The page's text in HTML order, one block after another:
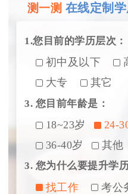
测一测 在线定制
1.您目前的学历层次：
初中及以下
大专
其它
3. 您目前年龄是：
18~23岁 24-
36-40岁
其他
3. 您为什么要提升学历
找工作 考公